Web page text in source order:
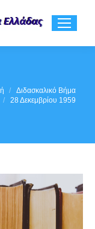
Διδασκαλικό Βήμα
28 Δεκεμβρίου 1959